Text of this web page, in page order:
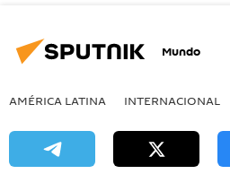
Mundo
AMÉRICA LATINA INTERNACIONAL